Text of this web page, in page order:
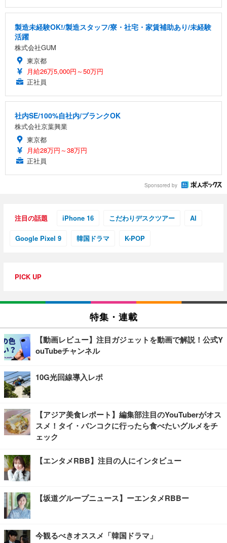
製造未経験OK!/製造スタッフ/寮・社宅・家賃補助あり/未経験
活躍
株式会社GUM
東京都
月給26万5,000円～50万円
正社員
社内SE/100%自社内/ブランクOK
株式会社京葉興業
東京都
月給28万円～38万円
正社員
Sponsored by
注目の話題 iPhone 16 こだわりデスクツアー AI
Google Pixel 9 韓国ドラマ K-POP
PICK UP
特集・連載
【動画レビュー】注目ガジェットを動画で解説！公式Y
ouTubeチャンネル
10G光回線導入レポ
【アジア美食レポート】編集部注目のYouTuberがオス
スメ！タイ・バンコクに行ったら食べたいグルメをチ
ェック
【エンタメRBB】注目の人にインタビュー
【坂道グループニュース】ーエンタメRBBー
今観るべきオススメ「韓国ドラマ」